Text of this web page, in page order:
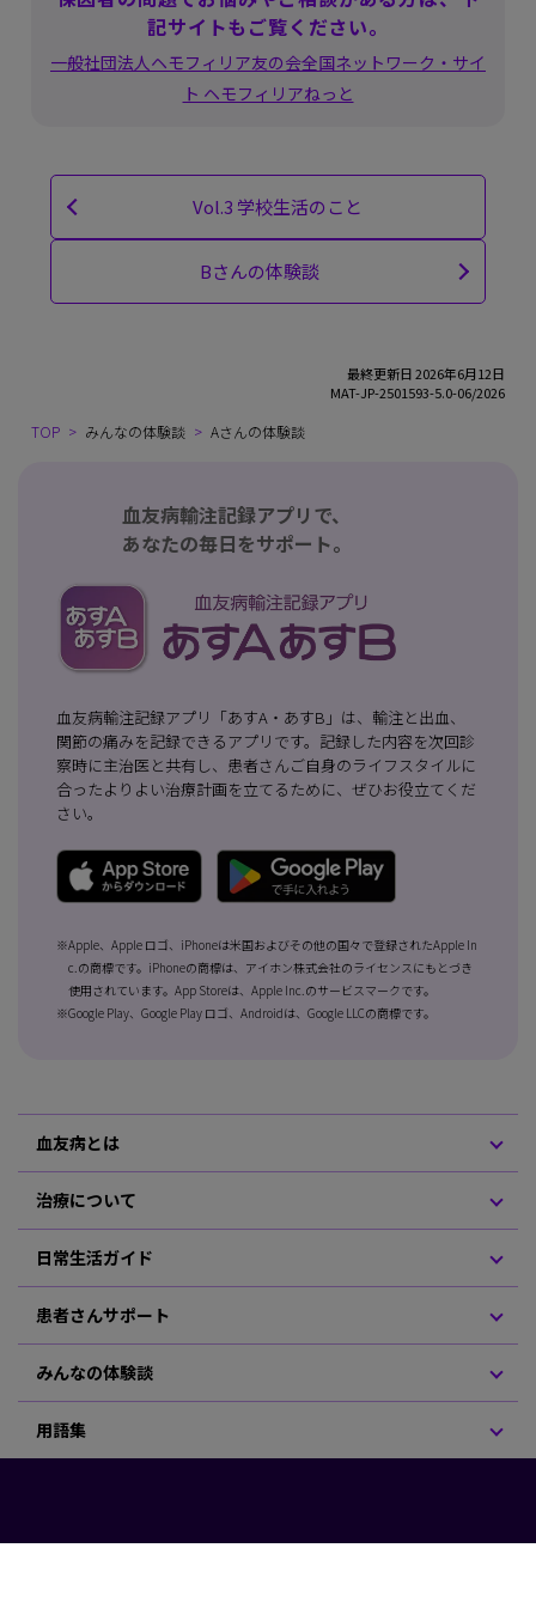
記サイトもご覧ください。
一般社団法人ヘモフィリア友の会全国ネットワーク・サイ
ト ヘモフィリアねっと
Vol.3 学校生活のこと
Bさんの体験談
最終更新日 2026年6月12日
MAT-JP-2501593-5.0-06/2026
TOP みんなの体験談 Aさんの体験談
血友病輸注記録アプリで、
あなたの毎日をサポート。
血友病輸注記録アプリ「あすA・あすB」は、輸注と出血、
関節の痛みを記録できるアプリです。記録した内容を次回診
察時に主治医と共有し、患者さんご自身のライフスタイルに
合ったよりよい治療計画を立てるために、ぜひお役立てくだ
さい。
※Apple、Apple ロゴ、iPhoneは米国およびその他の国々で登録されたApple In
c.の商標です。iPhoneの商標は、アイホン株式会社のライセンスにもとづき
使用されています。App Storeは、Apple Inc.のサービスマークです。
※Google Play、Google Play ロゴ、Androidは、Google LLCの商標です。
血友病とは
治療について
日常生活ガイド
患者さんサポート
みんなの体験談
用語集